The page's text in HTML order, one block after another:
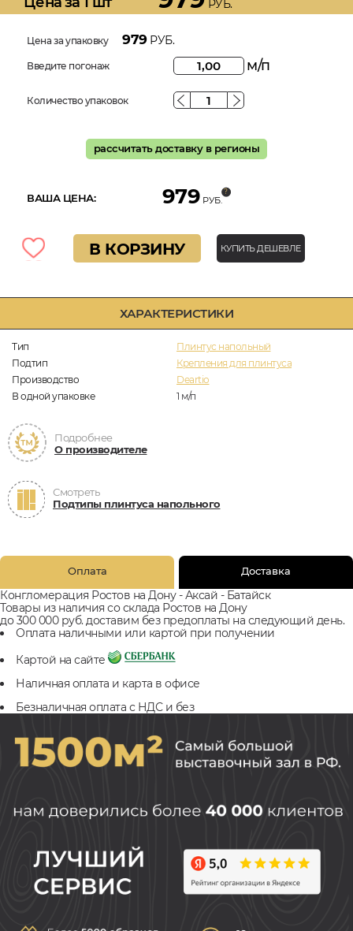
ХАРАКТЕРИСТИКИ
Тип
Плинтус напольный
Подтип
Крепления для плинтуса
Производство
Deartio
В одной упаковке
1 м/п
Подробнее
О производителе
Смотреть
Подтипы плинтуса напольного
РУБ.
Цена за упаковку 979РУБ.
Введите погонаж м/п
Количество упаковок
рассчитать доставку в регионы
ВАША ЦЕНА: 979 РУБ.
В КОРЗИНУ КУПИТЬ ДЕШЕВЛЕ
Оплата Доставка
Конгломерация Ростов на Дону - Аксай - Батайск
Товары из наличия со склада Ростов на Дону
до 300 000 руб. доставим без предоплаты на следующий день.
Оплата наличными или картой при получении
Картой на сайте
Наличная оплата и карта в офисе
Безналичная оплата с НДС и без